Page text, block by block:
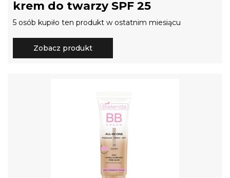
krem do twarzy SPF 25
5 osób kupiło ten produkt w ostatnim miesiącu
Zobacz produkt